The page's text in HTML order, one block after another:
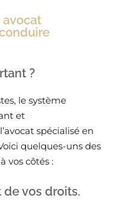
avocat
?
le système
et
spécialisé en
quelques-uns des
vos côtés :
vos droits.